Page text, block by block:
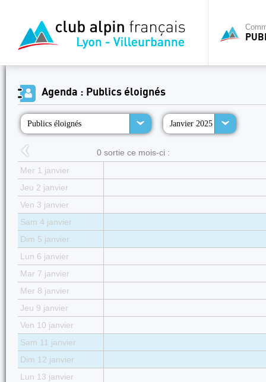
Agenda : Publics éloignés
Publics éloignés Janvier 2025
0 sortie ce mois-ci :
Mer 1 janvier
Jeu 2 janvier
Ven 3 janvier
Sam 4 janvier
Dim 5 janvier
Lun 6 janvier
Mar 7 janvier
Mer 8 janvier
Jeu 9 janvier
Ven 10 janvier
Sam 11 janvier
Dim 12 janvier
Lun 13 janvier